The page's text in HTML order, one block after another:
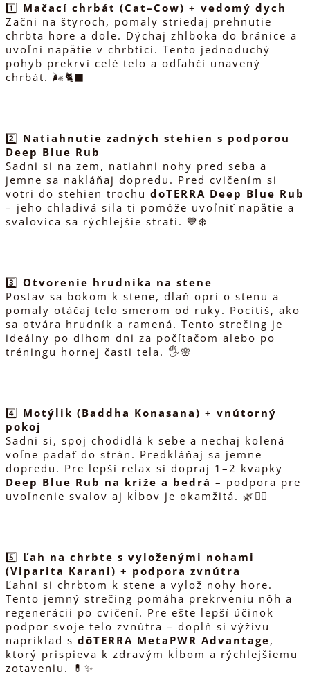
1️⃣ Mačací chrbát (Cat–Cow) + vedomý dych
Začni na štyroch, pomaly striedaj prehnutie
chrbta hore a dole. Dýchaj zhlboka do bránice a
uvoľni napätie v chrbtici. Tento jednoduchý
pohyb prekrví celé telo a odľahčí unavený
chrbát. 🌬️🐈‍⬛
2️⃣ Natiahnutie zadných stehien s podporou
Deep Blue Rub
Sadni si na zem, natiahni nohy pred seba a
jemne sa nakláňaj dopredu. Pred cvičením si
votri do stehien trochu doTERRA Deep Blue Rub
– jeho chladivá sila ti pomôže uvoľniť napätie a
svalovica sa rýchlejšie stratí. 💙❄️
3️⃣ Otvorenie hrudníka na stene
Postav sa bokom k stene, dlaň opri o stenu a
pomaly otáčaj telo smerom od ruky. Pocítiš, ako
sa otvára hrudník a ramená. Tento strečing je
ideálny po dlhom dni za počítačom alebo po
tréningu hornej časti tela. 🖐️🌸
4️⃣ Motýlik (Baddha Konasana) + vnútorný
pokoj
Sadni si, spoj chodidlá k sebe a nechaj kolená
voľne padať do strán. Predkláňaj sa jemne
dopredu. Pre lepší relax si dopraj 1–2 kvapky
Deep Blue Rub na kríže a bedrá – podpora pre
uvoľnenie svalov aj kĺbov je okamžitá. 🌿💆‍♀️
5️⃣ Ľah na chrbte s vyloženými nohami
(Viparita Karani) + podpora zvnútra
Ľahni si chrbtom k stene a vylož nohy hore.
Tento jemný strečing pomáha prekrveniu nôh a
regenerácii po cvičení. Pre ešte lepší účinok
podpor svoje telo zvnútra – doplň si výživu
napríklad s dōTERRA MetaPWR Advantage,
ktorý prispieva k zdravým kĺbom a rýchlejšiemu
zotaveniu. 💊✨